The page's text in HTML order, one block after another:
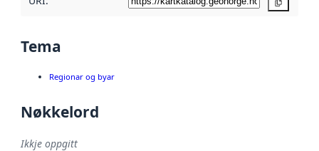
Tema
Regionar og byar
Nøkkelord
Ikkje oppgitt